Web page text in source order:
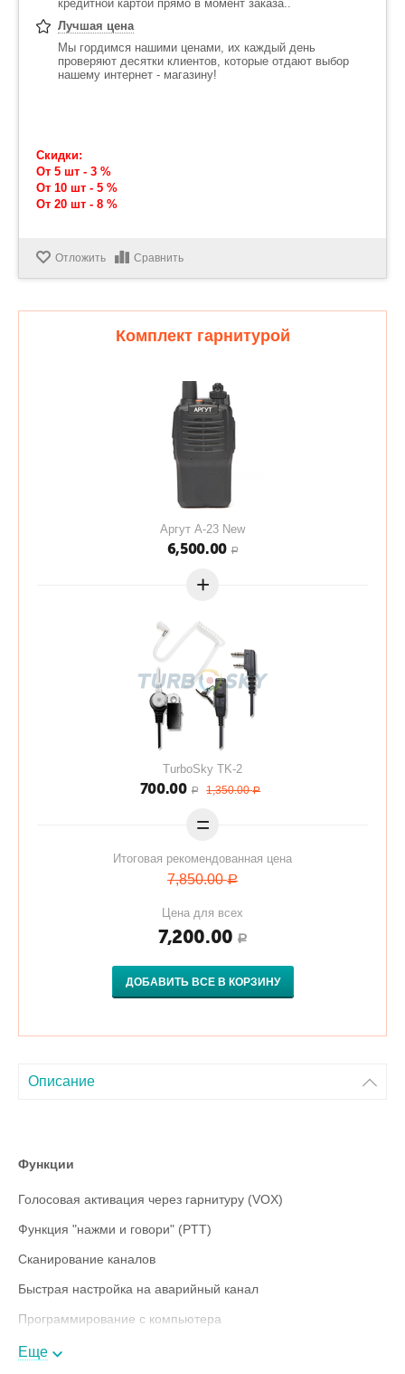
кредитной картой прямо в момент заказа..
Лучшая цена
Мы гордимся нашими ценами, их каждый день
проверяют десятки клиентов, которые отдают выбор
нашему интернет - магазину!
Скидки:
От 5 шт - 3 %
От 10 шт - 5 %
От 20 шт - 8 %
Отложить Сравнить
Комплект гарнитурой
Аргут А-23 New
6,500.00 Р
+
TurboSky TK-2
700.00 Р 1,350.00 Р
=
Итоговая рекомендованная цена
7,850.00 Р
Цена для всех
7,200.00 Р
ДОБАВИТЬ ВСЕ В КОРЗИНУ
Описание
Функции
Голосовая активация через гарнитуру (VOX)
Функция "нажми и говори" (PTT)
Сканирование каналов
Быстрая настройка на аварийный канал
Программирование с компьютера
Копирование настроек между рациями
Еще